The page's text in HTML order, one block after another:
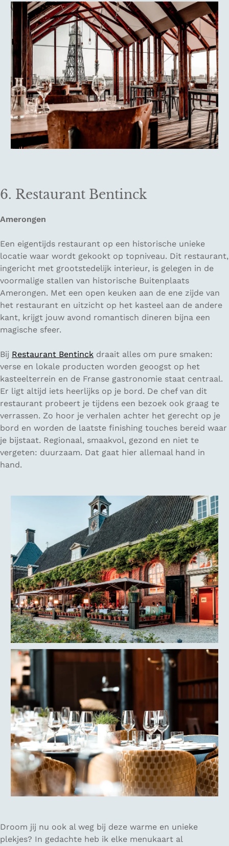
6. Restaurant Bentinck
Amerongen
Een eigentijds restaurant op een historische unieke
locatie waar wordt gekookt op topniveau. Dit restaurant,
ingericht met grootstedelijk interieur, is gelegen in de
voormalige stallen van historische Buitenplaats
Amerongen. Met een open keuken aan de ene zijde van
het restaurant en uitzicht op het kasteel aan de andere
kant, krijgt jouw avond romantisch dineren bijna een
magische sfeer.
Bij Restaurant Bentinck draait alles om pure smaken:
verse en lokale producten worden geoogst op het
kasteelterrein en de Franse gastronomie staat centraal.
Er ligt altijd iets heerlijks op je bord. De chef van dit
restaurant probeert je tijdens een bezoek ook graag te
verrassen. Zo hoor je verhalen achter het gerecht op je
bord en worden de laatste finishing touches bereid waar
je bijstaat. Regionaal, smaakvol, gezond en niet te
vergeten: duurzaam. Dat gaat hier allemaal hand in
hand.
Droom jij nu ook al weg bij deze warme en unieke
plekjes? In gedachte heb ik elke menukaart al